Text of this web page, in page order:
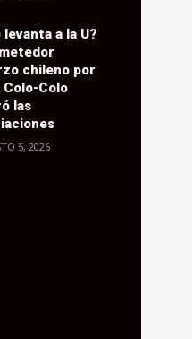
levanta a la U?
chileno por
Colo-Colo
las
5, 2026